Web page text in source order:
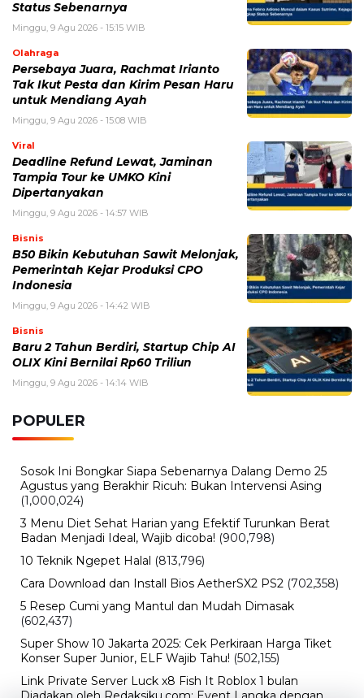
Status Sebenarnya
Minggu, 9 Agu 2026 - 15:15 WIB
Olahraga
Persebaya Juara, Rachmat Irianto
Tak Ikut Pesta dan Kirim Pesan Haru
untuk Mendiang Ayah
Minggu, 9 Agu 2026 - 15:08 WIB
Viral
Deadline Refund Lewat, Jaminan
Tampia Tour ke UMKO Kini
Dipertanyakan
Minggu, 9 Agu 2026 - 14:57 WIB
Bisnis
B50 Bikin Kebutuhan Sawit Melonjak,
Pemerintah Kejar Produksi CPO
Indonesia
Minggu, 9 Agu 2026 - 14:42 WIB
Bisnis
Baru 2 Tahun Berdiri, Startup Chip AI
OLIX Kini Bernilai Rp60 Triliun
Minggu, 9 Agu 2026 - 14:14 WIB
POPULER
Sosok Ini Bongkar Siapa Sebenarnya Dalang Demo 25
Agustus yang Berakhir Ricuh: Bukan Intervensi Asing
(1,000,024)
3 Menu Diet Sehat Harian yang Efektif Turunkan Berat
Badan Menjadi Ideal, Wajib dicoba! (900,798)
10 Teknik Ngepet Halal (813,796)
Cara Download dan Install Bios AetherSX2 PS2 (702,358)
5 Resep Cumi yang Mantul dan Mudah Dimasak
(602,437)
Super Show 10 Jakarta 2025: Cek Perkiraan Harga Tiket
Konser Super Junior, ELF Wajib Tahu! (502,155)
Link Private Server Luck x8 Fish It Roblox 1 bulan